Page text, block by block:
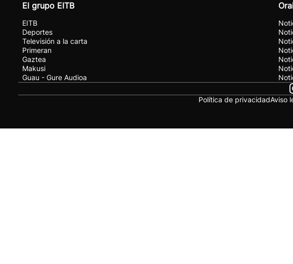
El grupo EITB
EITB
Deportes
Televisión a la carta
Primeran
Gaztea
Makusi
Guau - Gure Audioa
Política de privacidadAviso